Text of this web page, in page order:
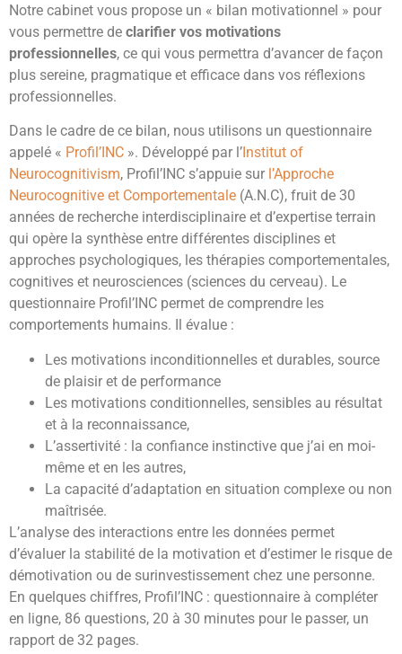
Notre cabinet vous propose un « bilan motivationnel » pour
vous permettre de clarifier vos motivations
professionnelles, ce qui vous permettra d’avancer de façon
plus sereine, pragmatique et efficace dans vos réflexions
professionnelles.
Dans le cadre de ce bilan, nous utilisons un questionnaire
appelé « Profil’INC ». Développé par l’ Institut of
Neurocognitivism, Profil’INC s’appuie sur l’Approche
Neurocognitive et Comportementale (A.N.C), fruit de 30
années de recherche interdisciplinaire et d’expertise terrain
qui opère la synthèse entre différentes disciplines et
approches psychologiques, les thérapies comportementales,
cognitives et neurosciences (sciences du cerveau). Le
questionnaire Profil’INC permet de comprendre les
comportements humains. Il évalue :
Les motivations inconditionnelles et durables, source
de plaisir et de performance
Les motivations conditionnelles, sensibles au résultat
et à la reconnaissance,
L’assertivité : la confiance instinctive que j’ai en moi-
même et en les autres,
La capacité d’adaptation en situation complexe ou non
maîtrisée.
L’analyse des interactions entre les données permet
d’évaluer la stabilité de la motivation et d’estimer le risque de
démotivation ou de surinvestissement chez une personne.
En quelques chiffres, Profil’INC : questionnaire à compléter
en ligne, 86 questions, 20 à 30 minutes pour le passer, un
rapport de 32 pages.